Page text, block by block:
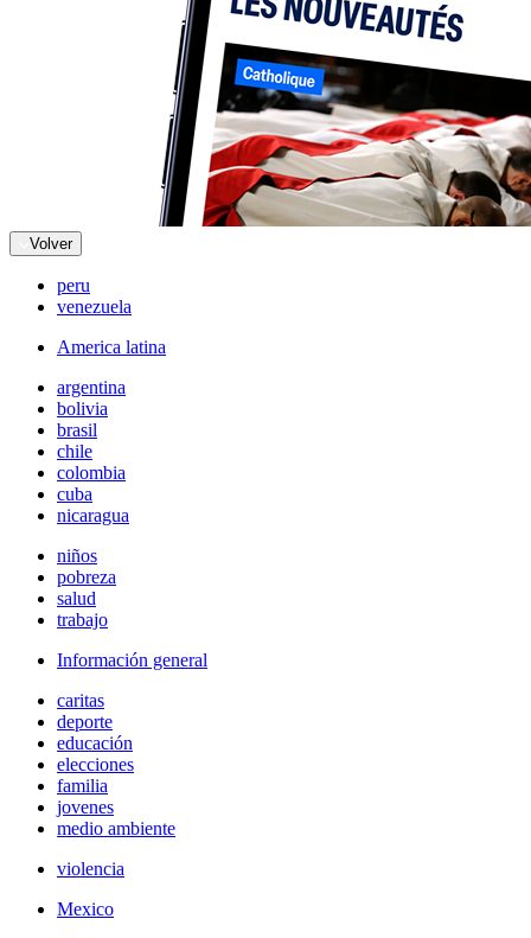
Volver
peru
venezuela
America latina
argentina
bolivia
brasil
chile
colombia
cuba
nicaragua
niños
pobreza
salud
trabajo
Información general
caritas
deporte
educación
elecciones
familia
jovenes
medio ambiente
violencia
Mexico